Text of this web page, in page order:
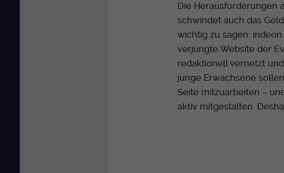
Die Herausforderungen
schwindet auch das
wichtig zu sagen:
verjüngte Website der
redaktionell vernetzt
junge Erwachsene
Seite mitzuarbeiten –
aktiv mitgestalten.